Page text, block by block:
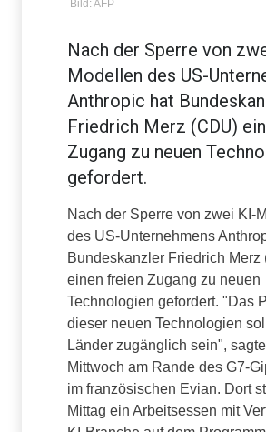
Bild: AFP
Nach der Sperre von
Modellen des US-
Anthropic hat
Friedrich Merz (CDU)
Zugang zu neuen
gefordert.
Nach der Sperre von zwei KI-
des US-Unternehmens
Bundeskanzler Friedrich Merz
einen freien Zugang zu neuen
Technologien gefordert. "Das
dieser neuen Technologien
Länder zugänglich sein",
Mittwoch am Rande des G7-
im französischen Evian. Dort
Mittag ein Arbeitsessen mit